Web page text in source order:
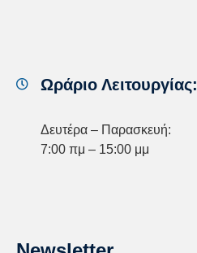
Ωράριο Λειτουργίας:
Δευτέρα – Παρασκευή:
7:00 πμ – 15:00 μμ